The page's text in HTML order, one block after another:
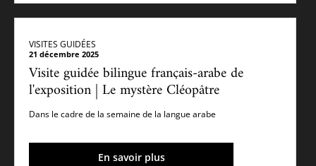
VISITES GUIDÉES
21 décembre 2025
Visite guidée bilingue français-arabe de
l'exposition | Le mystère Cléopâtre
Dans le cadre de la semaine de la langue arabe
En savoir plus